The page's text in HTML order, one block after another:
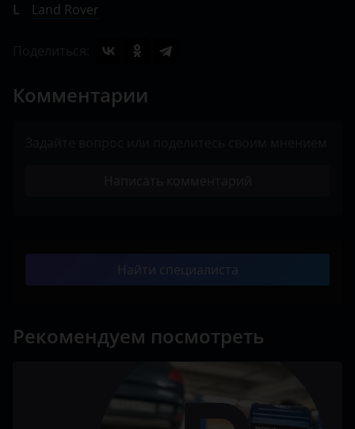
L
Land Rover
Комментарии
Найти специалиста
Рекомендуем посмотреть